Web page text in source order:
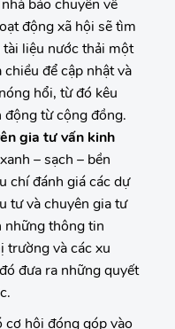
báo chuyên về
động xã hội sẽ tìm
liệu nước thải một
để cập nhật và
hổi, từ đó kêu
động từ cộng đồng.
gia tư vấn kinh
– sạch – bền
chí đánh giá các dự
tư và chuyên gia tư
những thông tin
trường và các xu
đưa ra những quyết
hội đóng góp vào